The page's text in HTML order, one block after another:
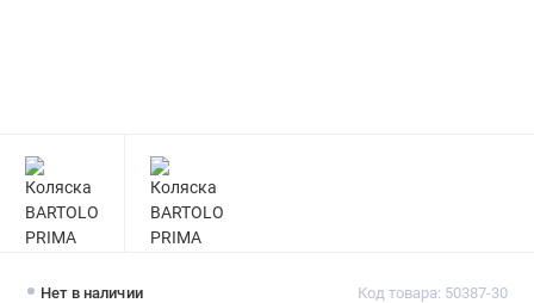
Нет в наличии Код товара: 50387-30